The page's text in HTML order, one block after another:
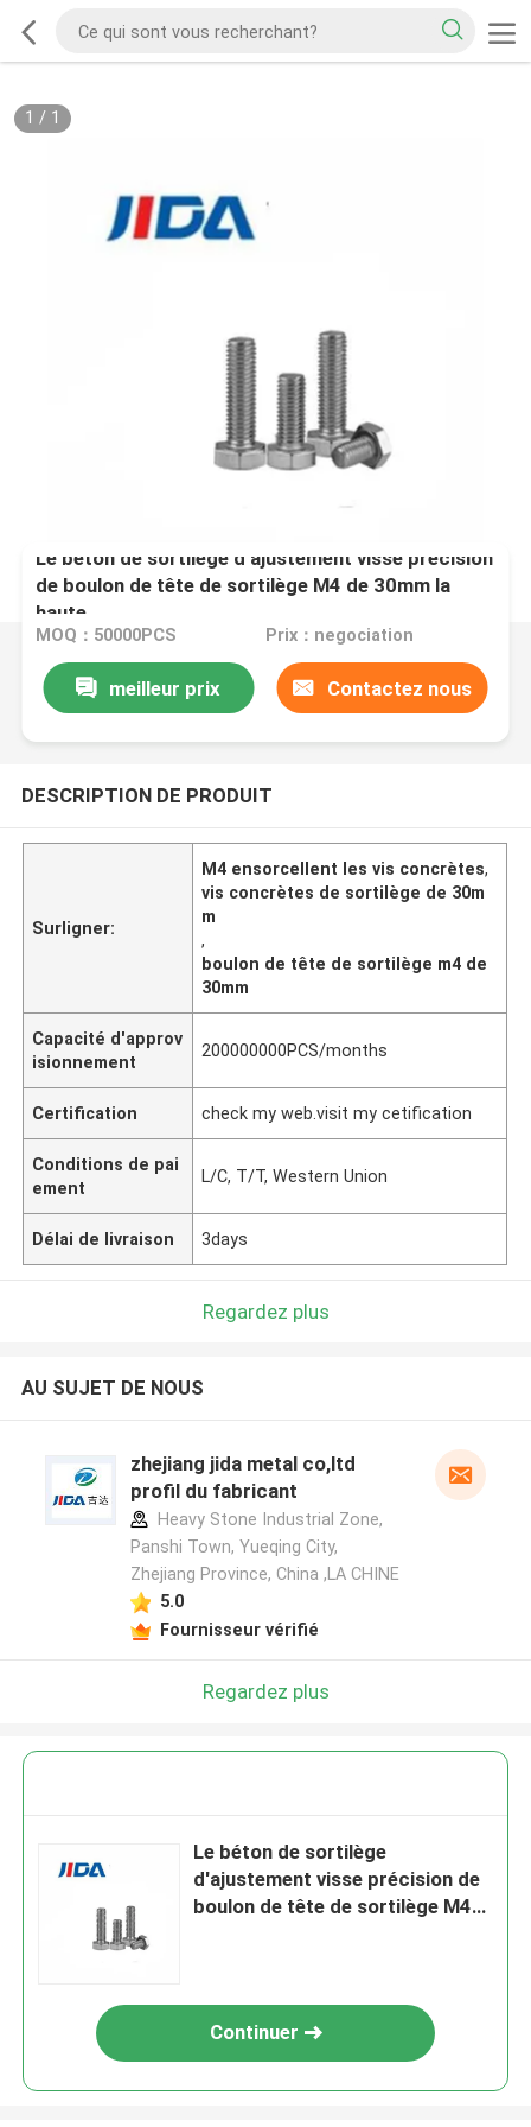
1 / 1
Le béton de sortilège d'ajustement visse précision
de boulon de tête de sortilège M4 de 30mm la
haute
MOQ：50000PCS Prix：negociation
meilleur prix Contactez nous
DESCRIPTION DE PRODUIT
Surligner:
M4 ensorcellent les vis concrètes,
vis concrètes de sortilège de 30m
m
,
boulon de tête de sortilège m4 de
30mm
Capacité d'approv
isionnement
200000000PCS/months
Certification check my web.visit my cetification
Conditions de pai
ement
L/C, T/T, Western Union
Délai de livraison 3days
Regardez plus
AU SUJET DE NOUS
zhejiang jida metal co,ltd
profil du fabricant
Heavy Stone Industrial Zone,
Panshi Town, Yueqing City,
Zhejiang Province, China ,LA CHINE
5.0
Fournisseur vérifié
Regardez plus
Le béton de sortilège
d'ajustement visse précision de
boulon de tête de sortilège M4
Continuer